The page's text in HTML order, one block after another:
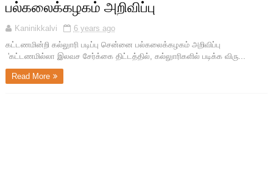
பல்கலைக்கழகம் அறிவிப்பு
Kaninikkalvi
6 years ago
கட்டணமின்றி கல்லுாரி படிப்பு சென்னை பல்கலைக்கழகம் அறிவிப்பு
'கட்டணமில்லா இலவச சேர்க்கை திட்டத்தில், கல்லுாரிகளில் படிக்க விரு...
Read More